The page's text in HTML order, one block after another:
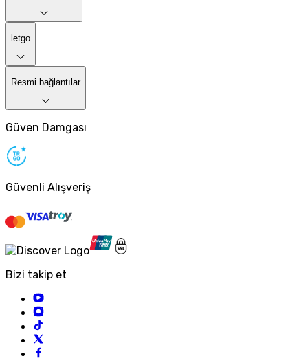
letgo
Resmi bağlantılar
Güven Damgası
Güvenli Alışveriş
Bizi takip et